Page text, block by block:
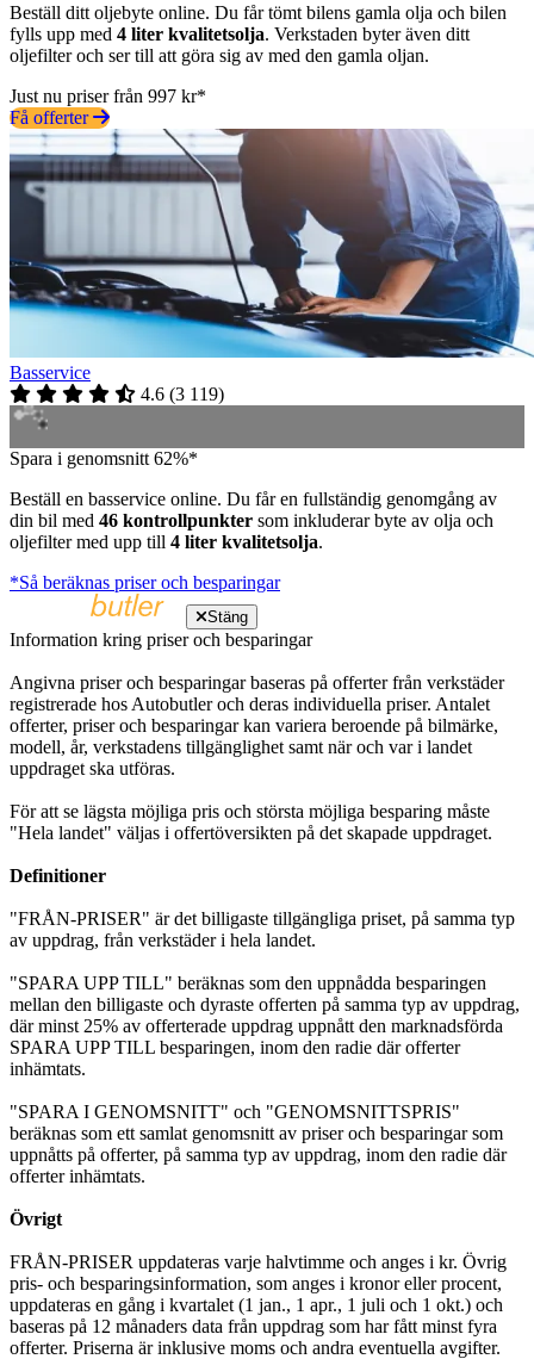
Beställ ditt oljebyte online. Du får tömt bilens gamla olja och bilen
fylls upp med 4 liter kvalitetsolja. Verkstaden byter även ditt
oljefilter och ser till att göra sig av med den gamla oljan.
Just nu priser från 997 kr*
Få offerter
Basservice
4.6 (3 119)
Spara i genomsnitt 62%*
Beställ en basservice online. Du får en fullständig genomgång av
din bil med 46 kontrollpunkter som inkluderar byte av olja och
oljefilter med upp till 4 liter kvalitetsolja.
*Så beräknas priser och besparingar
Stäng
Information kring priser och besparingar
Angivna priser och besparingar baseras på offerter från verkstäder
registrerade hos Autobutler och deras individuella priser. Antalet
offerter, priser och besparingar kan variera beroende på bilmärke,
modell, år, verkstadens tillgänglighet samt när och var i landet
uppdraget ska utföras.
För att se lägsta möjliga pris och största möjliga besparing måste
"Hela landet" väljas i offertöversikten på det skapade uppdraget.
Definitioner
"FRÅN-PRISER" är det billigaste tillgängliga priset, på samma typ
av uppdrag, från verkstäder i hela landet.
"SPARA UPP TILL" beräknas som den uppnådda besparingen
mellan den billigaste och dyraste offerten på samma typ av uppdrag,
där minst 25% av offerterade uppdrag uppnått den marknadsförda
SPARA UPP TILL besparingen, inom den radie där offerter
inhämtats.
"SPARA I GENOMSNITT" och "GENOMSNITTSPRIS"
beräknas som ett samlat genomsnitt av priser och besparingar som
uppnåtts på offerter, på samma typ av uppdrag, inom den radie där
offerter inhämtats.
Övrigt
FRÅN-PRISER uppdateras varje halvtimme och anges i kr. Övrig
pris- och besparingsinformation, som anges i kronor eller procent,
uppdateras en gång i kvartalet (1 jan., 1 apr., 1 juli och 1 okt.) och
baseras på 12 månaders data från uppdrag som har fått minst fyra
offerter. Priserna är inklusive moms och andra eventuella avgifter.